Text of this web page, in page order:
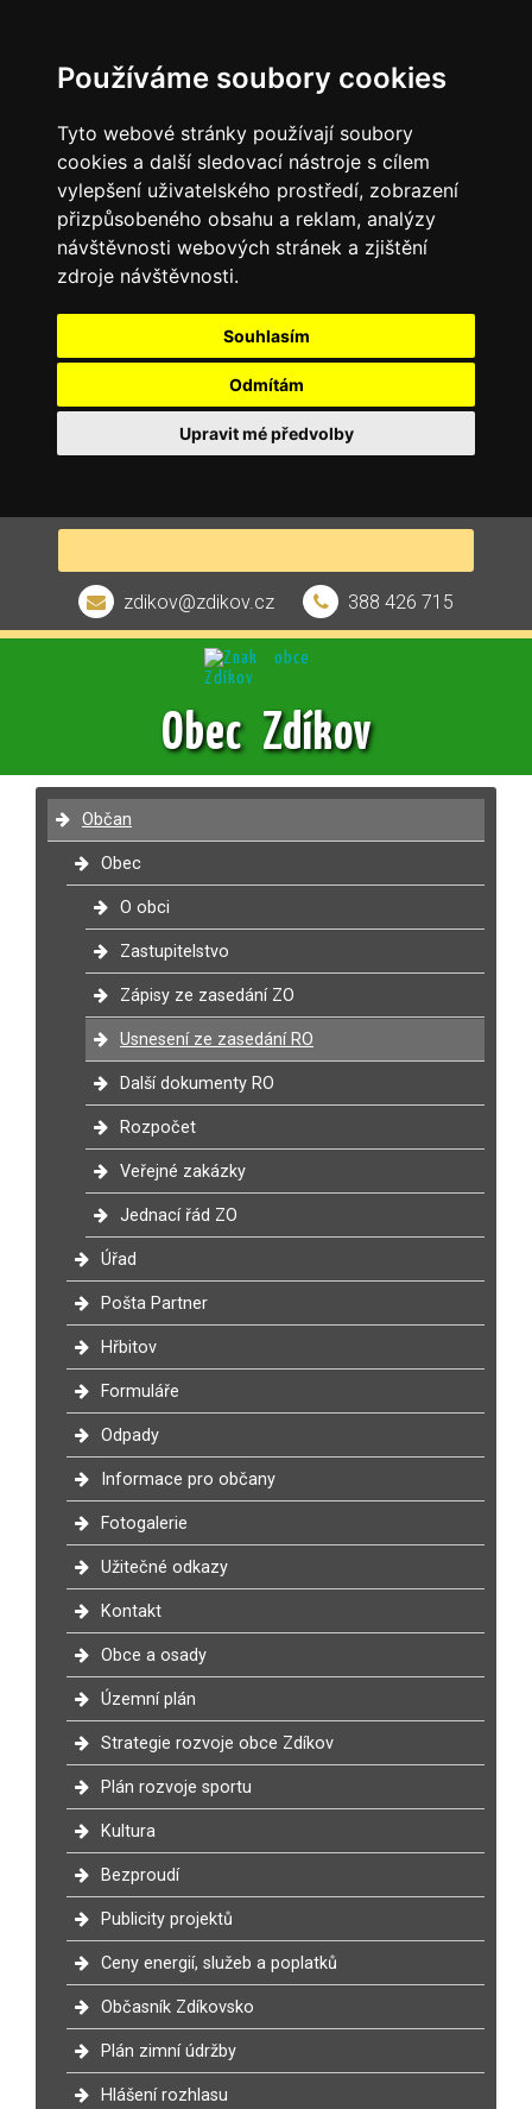
Používáme soubory cookies
Tyto webové stránky používají soubory
cookies a další sledovací nástroje s cílem
vylepšení uživatelského prostředí, zobrazení
přizpůsobeného obsahu a reklam, analýzy
návštěvnosti webových stránek a zjištění
zdroje návštěvnosti.
Souhlasím
Odmítám
Upravit mé předvolby
zdikov@zdikov.cz 388 426 715
Obec Zdíkov
Občan
Obec
O obci
Zastupitelstvo
Zápisy ze zasedání ZO
Usnesení ze zasedání RO
Další dokumenty RO
Rozpočet
Veřejné zakázky
Jednací řád ZO
Úřad
Pošta Partner
Hřbitov
Formuláře
Odpady
Informace pro občany
Fotogalerie
Užitečné odkazy
Kontakt
Obce a osady
Územní plán
Strategie rozvoje obce Zdíkov
Plán rozvoje sportu
Kultura
Bezproudí
Publicity projektů
Ceny energií, služeb a poplatků
Občasník Zdíkovsko
Plán zimní údržby
Hlášení rozhlasu